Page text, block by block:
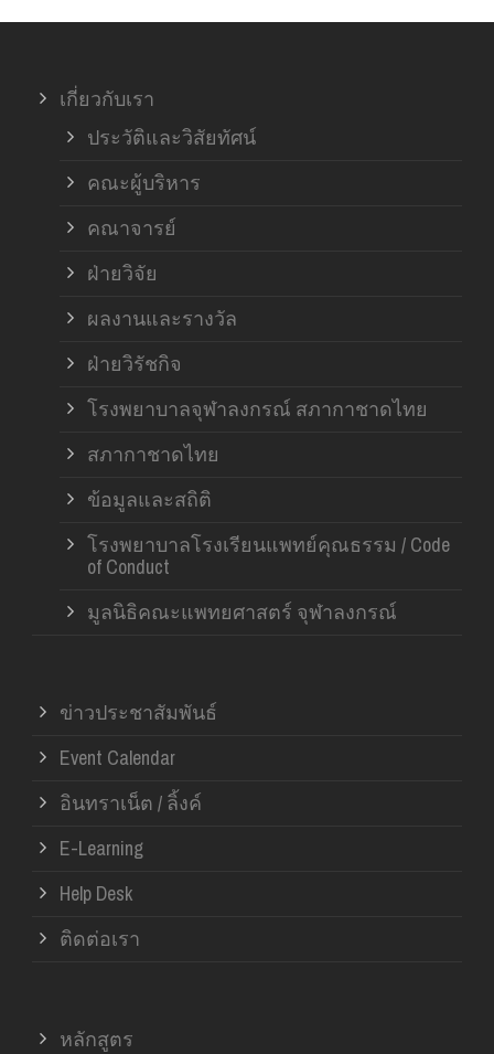
เกี่ยวกับเรา
ประวัติและวิสัยทัศน์
คณะผู้บริหาร
คณาจารย์
ฝ่ายวิจัย
ผลงานและรางวัล
ฝ่ายวิรัชกิจ
โรงพยาบาลจุฬาลงกรณ์ สภากาชาดไทย
สภากาชาดไทย
ข้อมูลและสถิติ
โรงพยาบาลโรงเรียนแพทย์คุณธรรม / Code
of Conduct
มูลนิธิคณะแพทยศาสตร์ จุฬาลงกรณ์
ข่าวประชาสัมพันธ์
Event Calendar
อินทราเน็ต / ลิ้งค์
E-Learning
Help Desk
ติดต่อเรา
หลักสูตร